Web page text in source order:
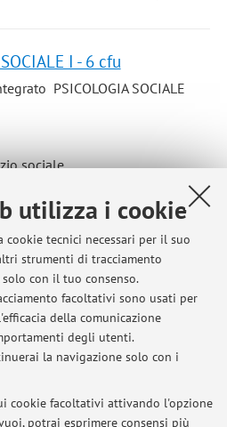
utilizza i cookie
tecnici necessari per il suo
strumenti di tracciamento
con il tuo consenso.
facoltativi sono usati per
della comunicazione
degli utenti.
la navigazione solo con i
cookie facoltativi attivando l'opzione
potrai esprimere consensi più
I - 6 cfu
PSICOLOGIA SOCIALE
sociale
II - 6 cfu
PSICOLOGIA SOCIALE
sociale